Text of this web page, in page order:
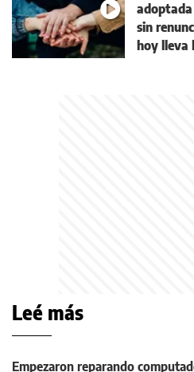
adoptada
sin
hoy lleva
Leé más
Empezaron reparando